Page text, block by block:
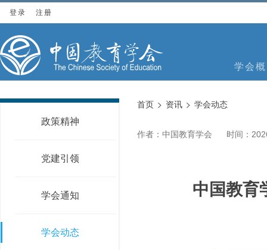
登录 注册
学会
政策精神
党建引领
学会通知
学会动态
首页 资讯 学会动态
作者：中国教育学会 时间：
中国教育